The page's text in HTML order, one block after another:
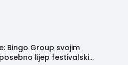
Bingo Group svojim
lijep festivalski